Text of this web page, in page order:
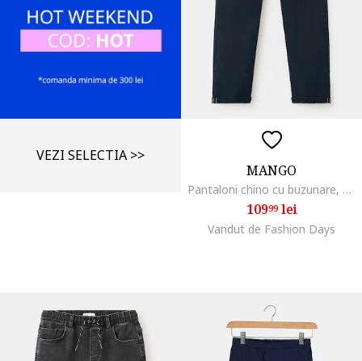
VEZI SELECTIA >>
MANGO
Pantaloni chino cu buzunare, Albastru ultramarin
10999lei
Vandut de Fashion Days